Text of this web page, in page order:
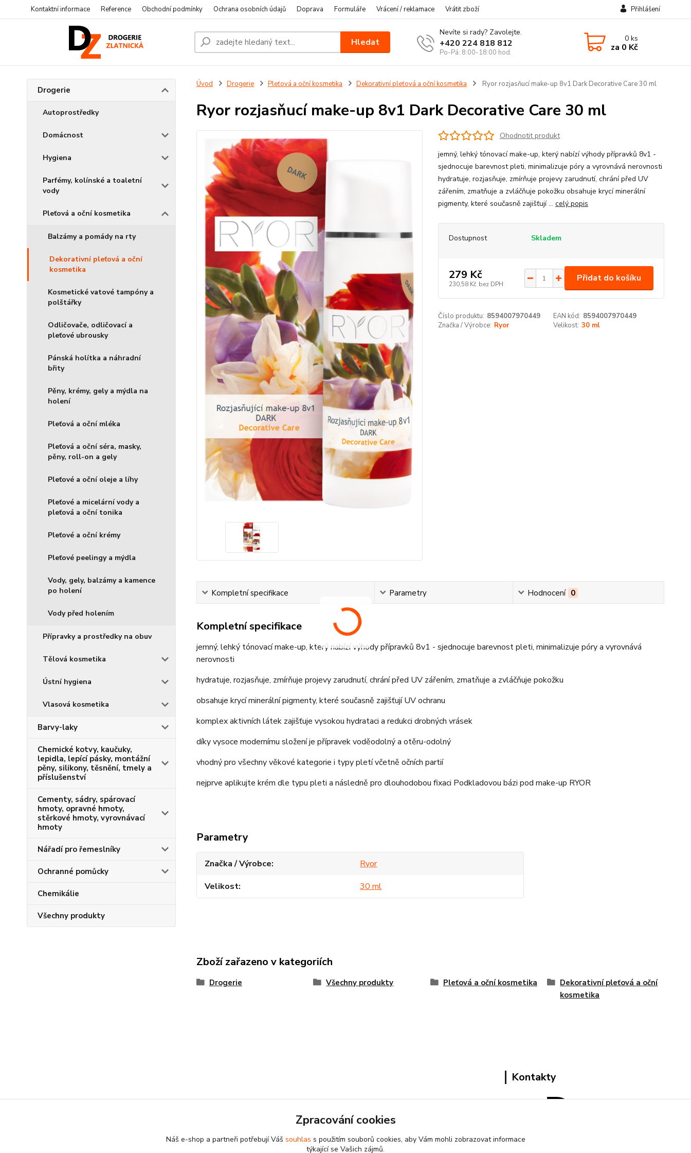
Kontaktní informace Reference Obchodní podmínky Ochrana osobních údajů Doprava Formuláře Vrácení / reklamace Vrátit zboží Přihlášení
Hledat
Nevíte si rady? Zavolejte.
+420 224 818 812
Po-Pá: 8:00-18:00 hod.
0ks
za 0 Kč
Drogerie
Autoprostředky
Domácnost
Hygiena
Parfémy, kolínské a toaletní
vody
Pleťová a oční kosmetika
Balzámy a pomády na rty
Dekorativní pleťová a oční
kosmetika
Kosmetické vatové tampóny a
polštářky
Odličovače, odličovací a
pleťové ubrousky
Pánská holítka a náhradní
břity
Pěny, krémy, gely a mýdla na
holení
Pleťová a oční mléka
Pleťová a oční séra, masky,
pěny, roll-on a gely
Pleťové a oční oleje a líhy
Pleťové a micelární vody a
pleťová a oční tonika
Pleťové a oční krémy
Pleťové peelingy a mýdla
Vody, gely, balzámy a kamence
po holení
Vody před holením
Přípravky a prostředky na obuv
Tělová kosmetika
Ústní hygiena
Vlasová kosmetika
Barvy-laky
Chemické kotvy, kaučuky,
lepidla, lepící pásky, montážní
pěny, silikony, těsnění, tmely a
příslušenství
Cementy, sádry, spárovací
hmoty, opravné hmoty,
stěrkové hmoty, vyrovnávací
hmoty
Nářadí pro řemeslníky
Ochranné pomůcky
Chemikálie
Všechny produkty
Úvod Drogerie Pleťová a oční kosmetika Dekorativní pleťová a oční kosmetika Ryor rozjasňucí make-up 8v1 Dark Decorative Care 30 ml
Ryor rozjasňucí make-up 8v1 Dark Decorative Care 30 ml
Ohodnotit produkt
jemný, lehký tónovací make-up, který nabízí výhody přípravků 8v1 -
sjednocuje barevnost pleti, minimalizuje póry a vyrovnává nerovnosti
hydratuje, rozjasňuje, zmírňuje projevy zarudnutí, chrání před UV
zářením, zmatňuje a zvláčňuje pokožku obsahuje krycí minerální
pigmenty, které současně zajišťují ... celý popis
Dostupnost Skladem
279 Kč
230,58 Kč bez DPH
Přidat do košíku
Číslo produktu: 8594007970449 EAN kód: 8594007970449
Značka / Výrobce: Ryor Velikost: 30 ml
Kompletní specifikace Parametry Hodnocení 0
Kompletní specifikace
jemný, lehký tónovací make-up, který nabízí výhody přípravků 8v1 - sjednocuje barevnost pleti, minimalizuje póry a vyrovnává
nerovnosti
hydratuje, rozjasňuje, zmírňuje projevy zarudnutí, chrání před UV zářením, zmatňuje a zvláčňuje pokožku
obsahuje krycí minerální pigmenty, které současně zajišťují UV ochranu
komplex aktivních látek zajišťuje vysokou hydrataci a redukci drobných vrásek
díky vysoce modernímu složení je přípravek voděodolný a otěru-odolný
vhodný pro všechny věkové kategorie i typy pletí včetně očních partií
nejprve aplikujte krém dle typu pleti a následně pro dlouhodobou fixaci Podkladovou bázi pod make-up RYOR
Parametry
Značka / Výrobce
Ryor
Velikost
30 ml
Zboží zařazeno v kategoriích
Drogerie Všechny produkty Pleťová a oční kosmetika
Dekorativní pleťová a oční
kosmetika
Kontakty
Zpracování cookies
Náš e-shop a partneři potřebují Váš souhlas s použitím souborů cookies, aby Vám mohli zobrazovat informace
týkající se Vašich zájmů.